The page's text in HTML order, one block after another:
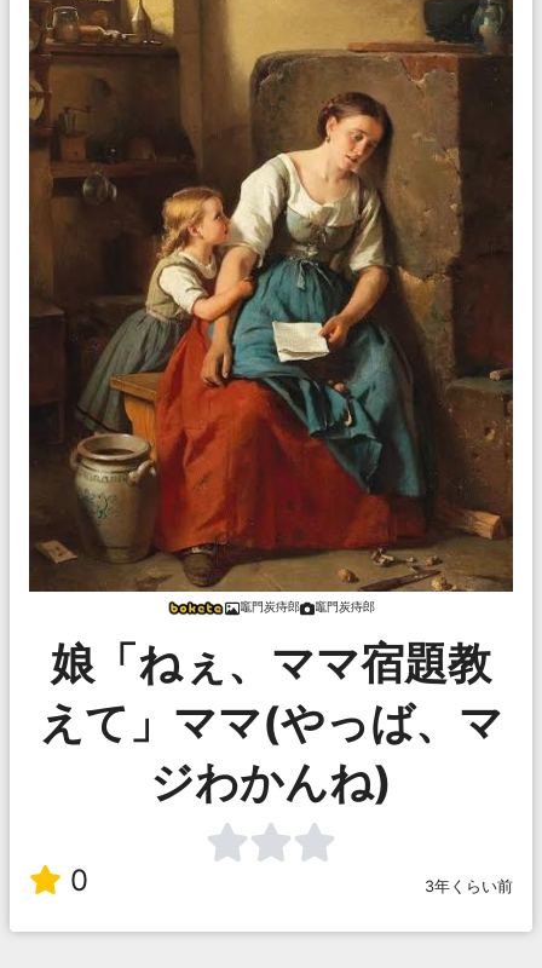
竈門炭痔郎 竈門炭痔郎
娘「ねぇ、ママ宿題教
えて」ママ(やっば、マ
ジわかんね)
0 3年くらい前